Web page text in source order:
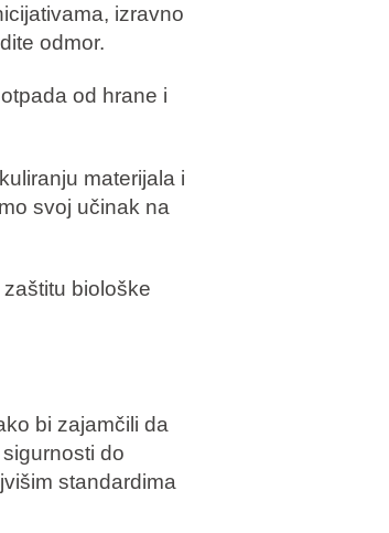
izravno
odmor.
od hrane i
materijala i
svoj učinak na
biološke
bi zajamčili da
do
standardima